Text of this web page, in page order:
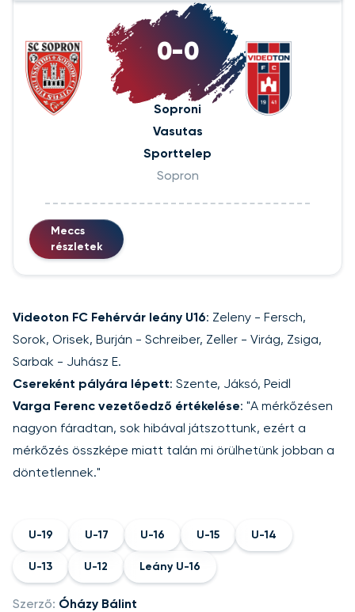
0-0
Soproni
Vasutas
Sporttelep
Sopron
Meccs
részletek
Videoton FC Fehérvár leány U16: Zeleny - Fersch,
Sorok, Orisek, Burján - Schreiber, Zeller - Virág, Zsiga,
Sarbak - Juhász E.
Csereként pályára lépett: Szente, Jáksó, Peidl
Varga Ferenc vezetőedző értékelése: "A mérkőzésen
nagyon fáradtan, sok hibával játszottunk, ezért a
mérkőzés összképe miatt talán mi örülhetünk jobban a
döntetlennek."
U-19 U-17 U-16 U-15 U-14
U-13 U-12 Leány U-16
Szerző: Óházy Bálint